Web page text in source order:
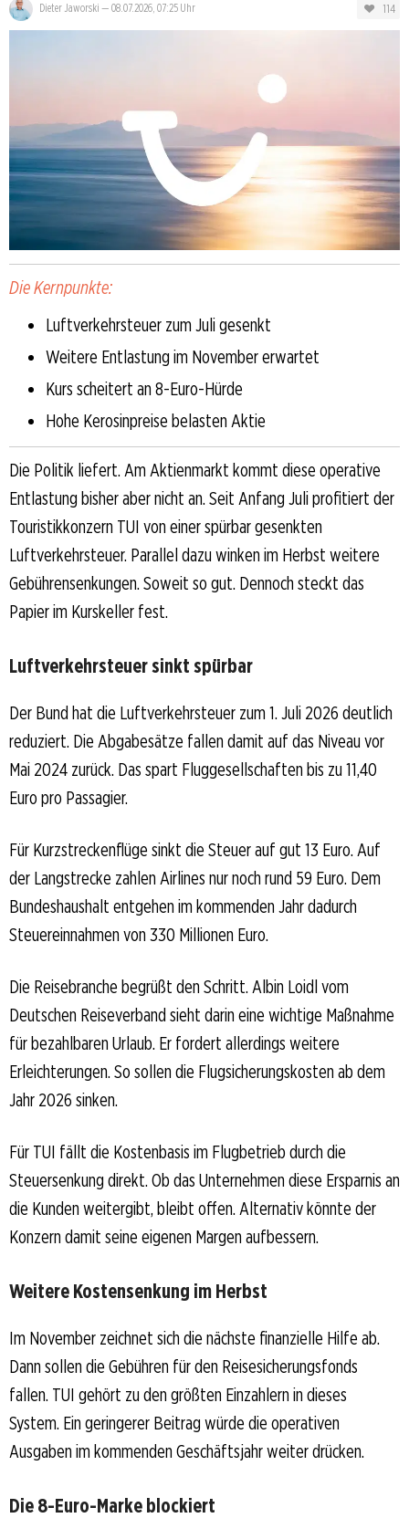
Dieter Jaworski — 08.07.2026, 07:25 Uhr 114
Die Kernpunkte:
Luftverkehrsteuer zum Juli gesenkt
Weitere Entlastung im November erwartet
Kurs scheitert an 8-Euro-Hürde
Hohe Kerosinpreise belasten Aktie
Die Politik liefert. Am Aktienmarkt kommt diese operative
Entlastung bisher aber nicht an. Seit Anfang Juli profitiert der
Touristikkonzern TUI von einer spürbar gesenkten
Luftverkehrsteuer. Parallel dazu winken im Herbst weitere
Gebührensenkungen. Soweit so gut. Dennoch steckt das
Papier im Kurskeller fest.
Luftverkehrsteuer sinkt spürbar
Der Bund hat die Luftverkehrsteuer zum 1. Juli 2026 deutlich
reduziert. Die Abgabesätze fallen damit auf das Niveau vor
Mai 2024 zurück. Das spart Fluggesellschaften bis zu 11,40
Euro pro Passagier.
Für Kurzstreckenflüge sinkt die Steuer auf gut 13 Euro. Auf
der Langstrecke zahlen Airlines nur noch rund 59 Euro. Dem
Bundeshaushalt entgehen im kommenden Jahr dadurch
Steuereinnahmen von 330 Millionen Euro.
Die Reisebranche begrüßt den Schritt. Albin Loidl vom
Deutschen Reiseverband sieht darin eine wichtige Maßnahme
für bezahlbaren Urlaub. Er fordert allerdings weitere
Erleichterungen. So sollen die Flugsicherungskosten ab dem
Jahr 2026 sinken.
Für TUI fällt die Kostenbasis im Flugbetrieb durch die
Steuersenkung direkt. Ob das Unternehmen diese Ersparnis an
die Kunden weitergibt, bleibt offen. Alternativ könnte der
Konzern damit seine eigenen Margen aufbessern.
Weitere Kostensenkung im Herbst
Im November zeichnet sich die nächste finanzielle Hilfe ab.
Dann sollen die Gebühren für den Reisesicherungsfonds
fallen. TUI gehört zu den größten Einzahlern in dieses
System. Ein geringerer Beitrag würde die operativen
Ausgaben im kommenden Geschäftsjahr weiter drücken.
Die 8-Euro-Marke blockiert